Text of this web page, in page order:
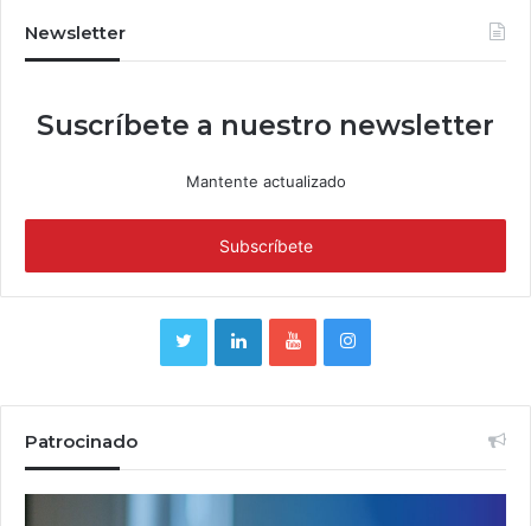
Newsletter
Suscríbete a nuestro newsletter
Mantente actualizado
Patrocinado